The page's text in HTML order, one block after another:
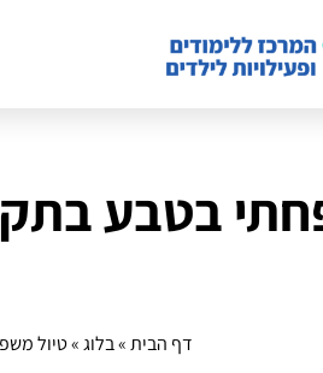
בטבע
דף הבית»בלוג»טיול